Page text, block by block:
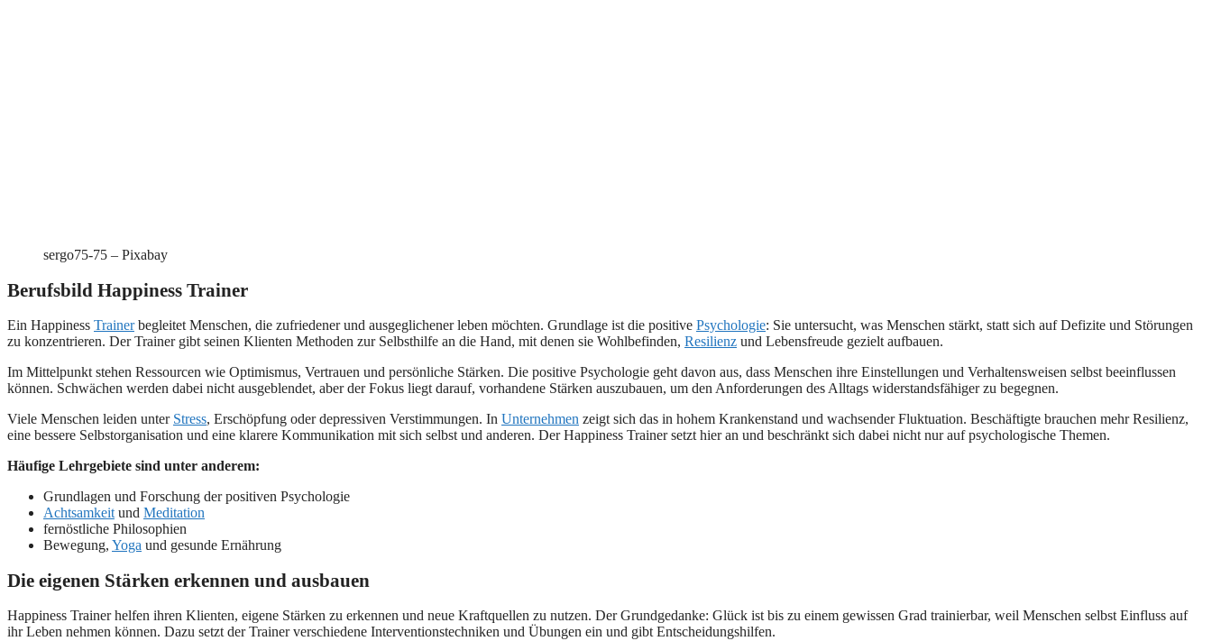
sergo75-75 – Pixabay
Berufsbild Happiness Trainer
Ein Happiness Trainerbegleitet Menschen, die zufriedener und ausgeglichener leben möchten. Grundlage ist die positive Psychologie: Sie untersucht, was Menschen stärkt, statt sich auf Defizite und Störungen
zu konzentrieren. Der Trainer gibt seinen Klienten Methoden zur Selbsthilfe an die Hand, mit denen sie Wohlbefinden, Resilienz und Lebensfreude gezielt aufbauen.
Im Mittelpunkt stehen Ressourcen wie Optimismus, Vertrauen und persönliche Stärken. Die positive Psychologie geht davon aus, dass Menschen ihre Einstellungen und Verhaltensweisen selbst beeinflussen
können. Schwächen werden dabei nicht ausgeblendet, aber der Fokus liegt darauf, vorhandene Stärken auszubauen, um den Anforderungen des Alltags widerstandsfähiger zu begegnen.
Viele Menschen leiden unter Stress, Erschöpfung oder depressiven Verstimmungen. In Unternehmen zeigt sich das in hohem Krankenstand und wachsender Fluktuation. Beschäftigte brauchen mehr Resilienz,
eine bessere Selbstorganisation und eine klarere Kommunikation mit sich selbst und anderen. Der Happiness Trainer setzt hier an und beschränkt sich dabei nicht nur auf psychologische Themen.
Häufige Lehrgebiete sind unter anderem:
Grundlagen und Forschung der positiven Psychologie
Achtsamkeit und Meditation
fernöstliche Philosophien
Bewegung, Yoga und gesunde Ernährung
Die eigenen Stärken erkennen und ausbauen
Happiness Trainer helfen ihren Klienten, eigene Stärken zu erkennen und neue Kraftquellen zu nutzen. Der Grundgedanke: Glück ist bis zu einem gewissen Grad trainierbar, weil Menschen selbst Einfluss auf
ihr Leben nehmen können. Dazu setzt der Trainer verschiedene Interventionstechniken und Übungen ein und gibt Entscheidungshilfen.